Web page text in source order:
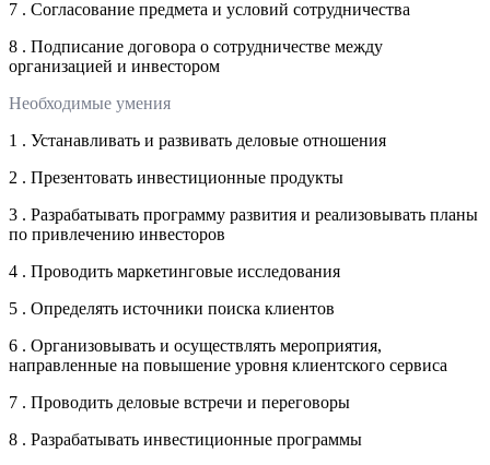
7 . Согласование предмета и условий сотрудничества
8 . Подписание договора о сотрудничестве между
организацией и инвестором
Необходимые умения
1 . Устанавливать и развивать деловые отношения
2 . Презентовать инвестиционные продукты
3 . Разрабатывать программу развития и реализовывать планы
по привлечению инвесторов
4 . Проводить маркетинговые исследования
5 . Определять источники поиска клиентов
6 . Организовывать и осуществлять мероприятия,
направленные на повышение уровня клиентского сервиса
7 . Проводить деловые встречи и переговоры
8 . Разрабатывать инвестиционные программы